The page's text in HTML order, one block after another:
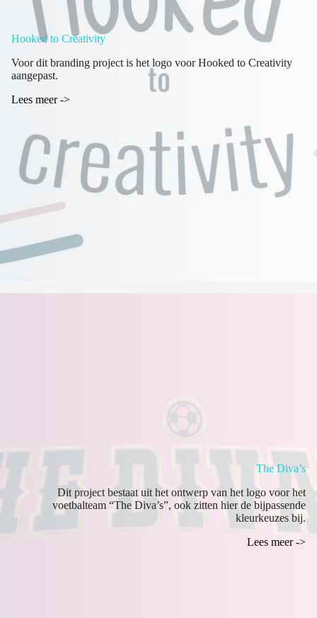
Hooked to Creativity
Voor dit branding project is het logo voor Hooked to Creativity
aangepast.
Lees meer ->
The Diva’s
Dit project bestaat uit het ontwerp van het logo voor het
voetbalteam “The Diva’s”, ook zitten hier de bijpassende
kleurkeuzes bij.
Lees meer ->